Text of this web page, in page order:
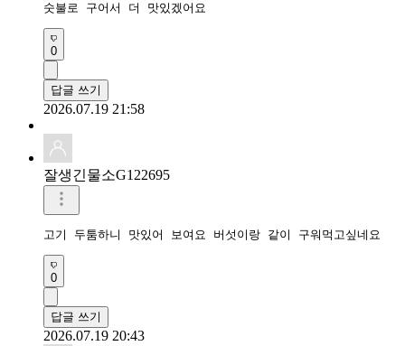
숫불로 구어서 더 맛있겠어요
0
답글 쓰기
2026.07.19 21:58
잘생긴물소G122695
고기 두툼하니 맛있어 보여요 버섯이랑 같이 구워먹고싶네요
0
답글 쓰기
2026.07.19 20:43